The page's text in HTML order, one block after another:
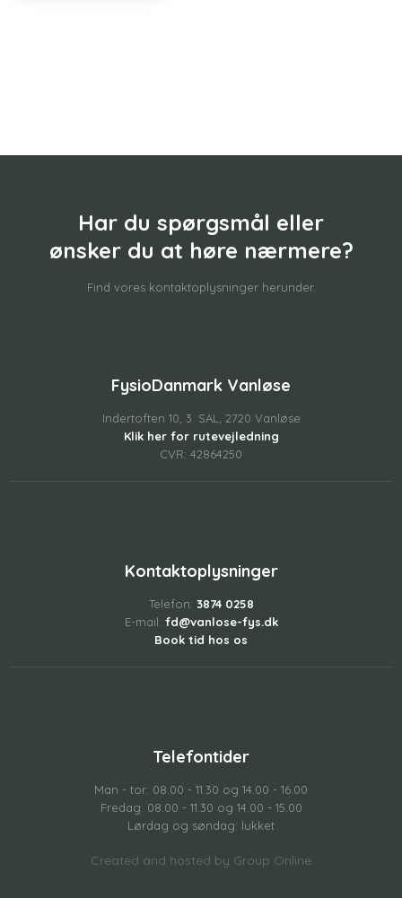
Har du spørgsmål eller
​ønsker du at høre nærmere?
Find vores kontaktoplysninger herunder.
FysioDanmark Vanløse
Indertoften 10, 3. SAL, 2720 Vanløse
Klik her for rutevejledning
CVR: 42864250
Kontaktoplysninger
Telefon: 3874 0258
E-mail: fd@vanlose-fys.dk
Book tid hos os
Telefontider
Man - tor: 08.00 - 11.30 og 14.00 - 16.00
Fredag: 08.00 - 11.30 og 14.00 - 15.00
Lørdag og søndag: lukket
Created and hosted by Group Online